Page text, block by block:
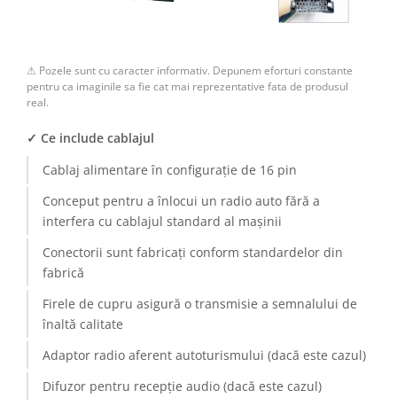
⚠ Pozele sunt cu caracter informativ. Depunem eforturi constante
pentru ca imaginile sa fie cat mai reprezentative fata de produsul
real.
✓ Ce include cablajul
Cablaj alimentare în configurație de 16 pin
Conceput pentru a înlocui un radio auto fără a
interfera cu cablajul standard al mașinii
Conectorii sunt fabricați conform standardelor din
fabrică
Firele de cupru asigură o transmisie a semnalului de
înaltă calitate
Adaptor radio aferent autoturismului (dacă este cazul)
Difuzor pentru recepție audio (dacă este cazul)